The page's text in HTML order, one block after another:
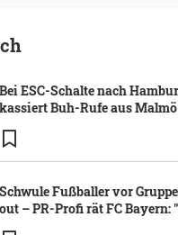
Bei ESC-Schalte nach
kassiert Buh-Rufe aus Malmö
Schwule Fußballer vor
out – PR-Profi rät FC Bayern: